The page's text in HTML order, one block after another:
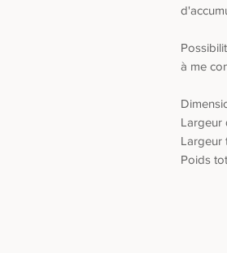
à me
Largeur
Largeur
Poids